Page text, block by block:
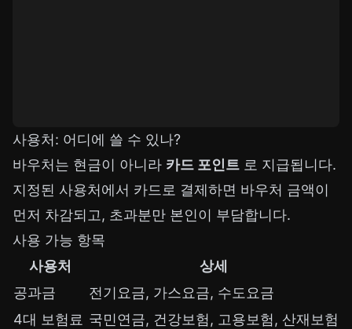
사용처: 어디에 쓸 수 있나?
바우처는 현금이 아니라 카드 포인트 로 지급됩니다.
지정된 사용처에서 카드로 결제하면 바우처 금액이
먼저 차감되고, 초과분만 본인이 부담합니다.
사용 가능 항목
사용처
상세
공과금
전기요금, 가스요금, 수도요금
4대 보험료 국민연금, 건강보험, 고용보험, 산재보험